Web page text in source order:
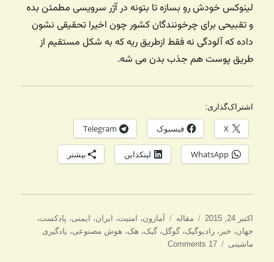
لینوکس خودش رو بسازه تا بتونه در آژر سرویسی مطمئن بده
و تقبیحی برای چرخونندگان کشور چون اخیرا تحقیقی نشون
داده که آلودگی نه فقط ازطریق ریه که به شکل مستقیم از
طریق پوست هم جذب بدن می شه.
اشتراک‌گذاری:
X فیسبوک Telegram
WhatsApp لینکداین بیشتر
ارسال
شده
در
اکتبر 24, 2015 دسته‌ها
مقاله برچسب‌ها
آمازون، امنیت، ایران، ایمنی، پادکست،
جهان، خبر ،رادیوگیک،گوگل،گیک، هک، هوش مصنوعی، یادگیری
ماشینی
17 Comments